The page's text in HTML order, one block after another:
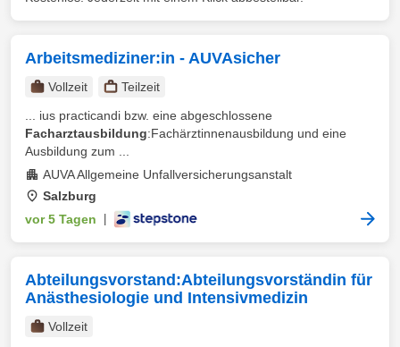
Arbeitsmediziner:in - AUVAsicher
Vollzeit
Teilzeit
... ius practicandi bzw. eine abgeschlossene
Facharztausbildung:Fachärztinnenausbildung und eine
Ausbildung zum ...
AUVA Allgemeine Unfallversicherungsanstalt
Salzburg
vor 5 Tagen
Abteilungsvorstand:Abteilungsvorständin für
Anästhesiologie und Intensivmedizin
Vollzeit